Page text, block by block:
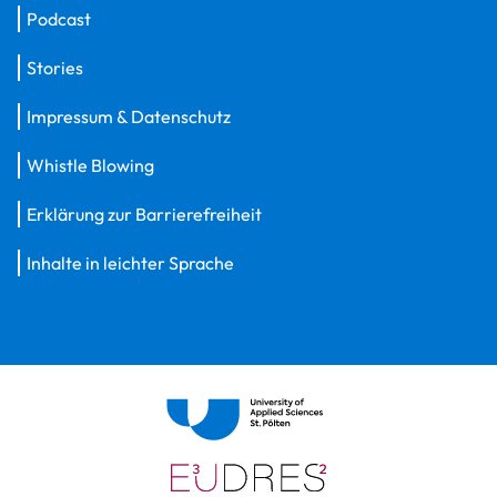
Podcast
Stories
Impressum & Datenschutz
Whistle Blowing
Erklärung zur Barrierefreiheit
Inhalte in leichter Sprache